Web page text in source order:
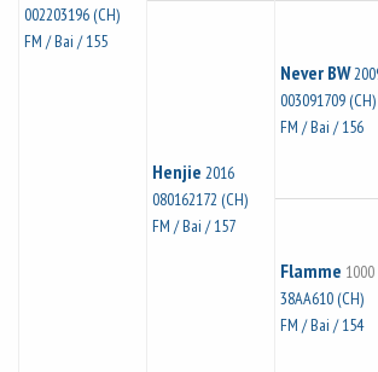
002203196 (CH)
FM / Bai / 155
Henjie 2016
080162172 (CH)
FM / Bai / 157
Never BW
003091709 (CH)
FM / Bai / 156
Flamme 1000
38AA610 (CH)
FM / Bai / 154